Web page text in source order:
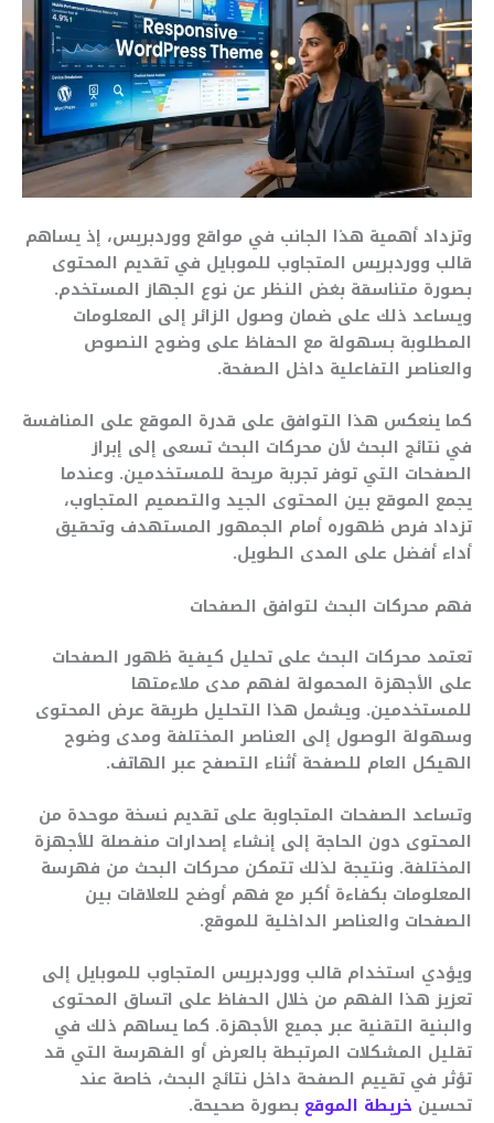
وتزداد أهمية هذا الجانب في مواقع ووردبريس، إذ يساهم
قالب ووردبريس المتجاوب للموبايل في تقديم المحتوى
بصورة متناسقة بغض النظر عن نوع الجهاز المستخدم.
ويساعد ذلك على ضمان وصول الزائر إلى المعلومات
المطلوبة بسهولة مع الحفاظ على وضوح النصوص
والعناصر التفاعلية داخل الصفحة.
كما ينعكس هذا التوافق على قدرة الموقع على المنافسة
في نتائج البحث لأن محركات البحث تسعى إلى إبراز
الصفحات التي توفر تجربة مريحة للمستخدمين. وعندما
يجمع الموقع بين المحتوى الجيد والتصميم المتجاوب،
تزداد فرص ظهوره أمام الجمهور المستهدف وتحقيق
أداء أفضل على المدى الطويل.
فهم محركات البحث لتوافق الصفحات
تعتمد محركات البحث على تحليل كيفية ظهور الصفحات
على الأجهزة المحمولة لفهم مدى ملاءمتها
للمستخدمين. ويشمل هذا التحليل طريقة عرض المحتوى
وسهولة الوصول إلى العناصر المختلفة ومدى وضوح
الهيكل العام للصفحة أثناء التصفح عبر الهاتف.
وتساعد الصفحات المتجاوبة على تقديم نسخة موحدة من
المحتوى دون الحاجة إلى إنشاء إصدارات منفصلة للأجهزة
المختلفة. ونتيجة لذلك تتمكن محركات البحث من فهرسة
المعلومات بكفاءة أكبر مع فهم أوضح للعلاقات بين
الصفحات والعناصر الداخلية للموقع.
ويؤدي استخدام قالب ووردبريس المتجاوب للموبايل إلى
تعزيز هذا الفهم من خلال الحفاظ على اتساق المحتوى
والبنية التقنية عبر جميع الأجهزة. كما يساهم ذلك في
تقليل المشكلات المرتبطة بالعرض أو الفهرسة التي قد
تؤثر في تقييم الصفحة داخل نتائج البحث، خاصة عند
تحسين خريطة الموقع بصورة صحيحة.